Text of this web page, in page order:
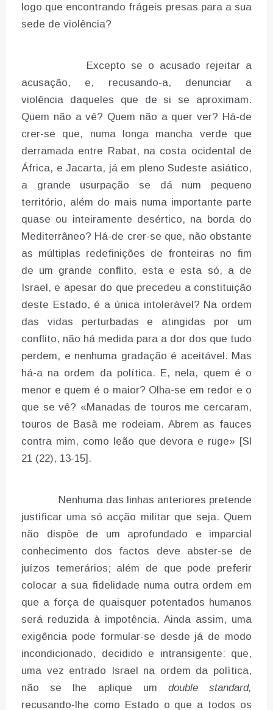
logo que encontrando frágeis presas para a sua
sede de violência?
Excepto se o acusado rejeitar a
acusação, e, recusando-a, denunciar a
violência daqueles que de si se aproximam.
Quem não a vê? Quem não a quer ver? Há-de
crer-se que, numa longa mancha verde que
derramada entre Rabat, na costa ocidental de
África, e Jacarta, já em pleno Sudeste asiático,
a grande usurpação se dá num pequeno
território, além do mais numa importante parte
quase ou inteiramente desértico, na borda do
Mediterrâneo? Há-de crer-se que, não obstante
as múltiplas redefinições de fronteiras no fim
de um grande conflito, esta e esta só, a de
Israel, e apesar do que precedeu a constituição
deste Estado, é a única intolerável? Na ordem
das vidas perturbadas e atingidas por um
conflito, não há medida para a dor dos que tudo
perdem, e nenhuma gradação é aceitável. Mas
há-a na ordem da política. E, nela, quem é o
menor e quem é o maior? Olha-se em redor e o
que se vê? «Manadas de touros me cercaram,
touros de Basã me rodeiam. Abrem as fauces
contra mim, como leão que devora e ruge» [Sl
21 (22), 13-15].
Nenhuma das linhas anteriores pretende
justificar uma só acção militar que seja. Quem
não dispõe de um aprofundado e imparcial
conhecimento dos factos deve abster-se de
juízos temerários; além de que pode preferir
colocar a sua fidelidade numa outra ordem em
que a força de quaisquer potentados humanos
será reduzida à impotência. Ainda assim, uma
exigência pode formular-se desde já de modo
incondicionado, decidido e intransigente: que,
uma vez entrado Israel na ordem da política,
não se lhe aplique um double standard,
recusando-lhe como Estado o que a todos os